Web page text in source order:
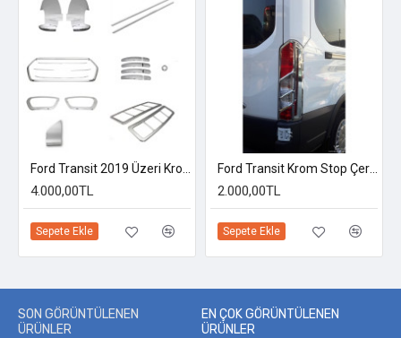
4.000,00TL
Sepete Ekle
2.000,00TL
Sepete Ekle
SON GÖRÜNTÜLENEN
ÜRÜNLER
EN ÇOK GÖRÜNTÜLENEN
ÜRÜNLER